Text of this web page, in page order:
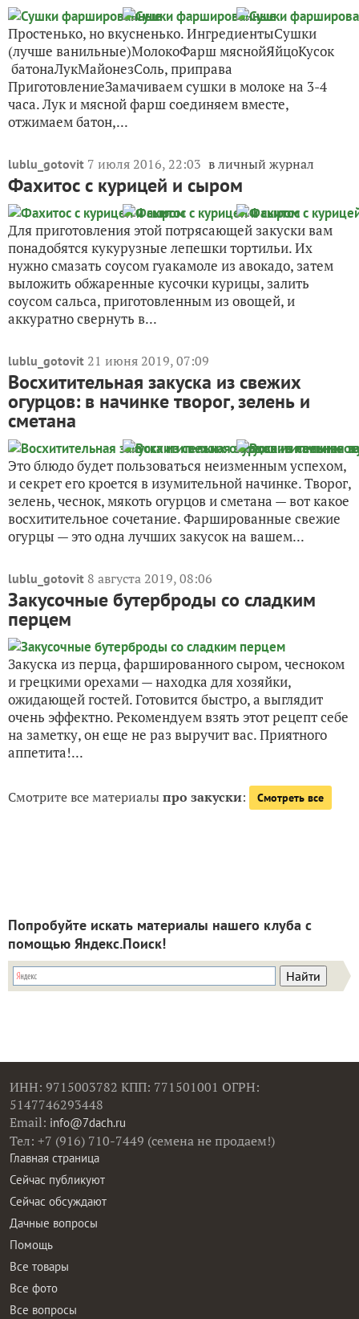
Простенько, но вкусненько. ИнгредиентыСушки
(лучше ванильные)МолокоФарш мяснойЯйцоКусок
батонаЛукМайонезСоль, приправа
ПриготовлениеЗамачиваем сушки в молоке на 3-4
часа. Лук и мясной фарш соединяем вместе,
отжимаем батон,...
lublu_gotovit 7 июля 2016, 22:03 в личный журнал
Фахитос с курицей и сыром
Для приготовления этой потрясающей закуски вам
понадобятся кукурузные лепешки тортильи. Их
нужно смазать соусом гуакамоле из авокадо, затем
выложить обжаренные кусочки курицы, залить
соусом сальса, приготовленным из овощей, и
аккуратно свернуть в...
lublu_gotovit 21 июня 2019, 07:09
Восхитительная закуска из свежих
огурцов: в начинке творог, зелень и
сметана
Это блюдо будет пользоваться неизменным успехом,
и секрет его кроется в изумительной начинке. Творог,
зелень, чеснок, мякоть огурцов и сметана — вот какое
восхитительное сочетание. Фаршированные свежие
огурцы — это одна лучших закусок на вашем...
lublu_gotovit 8 августа 2019, 08:06
Закусочные бутерброды со сладким
перцем
Закуска из перца, фаршированного сыром, чесноком
и грецкими орехами — находка для хозяйки,
ожидающей гостей. Готовится быстро, а выглядит
очень эффектно. Рекомендуем взять этот рецепт себе
на заметку, он еще не раз выручит вас. Приятного
аппетита!...
Смотрите все материалыпро закуски: Смотреть все
Попробуйте искать материалы нашего клуба с
помощью Яндекс.Поиск!
ИНН: 9715003782 КПП: 771501001 ОГРН:
5147746293448
Email: info@7dach.ru
Тел: +7 (916) 710-7449 (семена не продаем!)
Главная страница
Сейчас публикуют
Сейчас обсуждают
Дачные вопросы
Помощь
Все товары
Все фото
Все вопросы